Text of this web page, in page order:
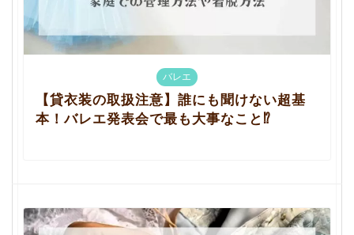
バレエ
【貸衣装の取扱注意】誰にも聞けない超基
本！バレエ発表会で最も大事なこと⁉︎